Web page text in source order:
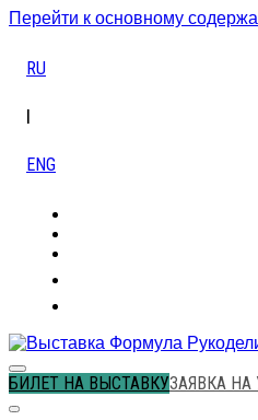
Перейти к основному
RU
ENG
БИЛЕТ НА ВЫСТАВКУЗАЯВКА НА